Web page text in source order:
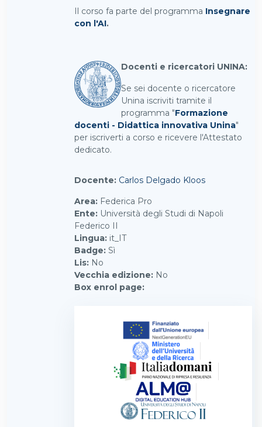
Il corso fa parte del programma Insegnare
con l'AI.
Docenti e ricercatori UNINA:
Se sei docente o ricercatore
Unina iscriviti tramite il
programma "Formazione
docenti - Didattica innovativa Unina"
per iscriverti a corso e ricevere l'Attestato
dedicato.
Docente: Carlos Delgado Kloos
Area: Federica Pro
Ente: Università degli Studi di Napoli
Federico II
Lingua: it_IT
Badge: Sì
Lis: No
Vecchia edizione: No
Box enrol page: